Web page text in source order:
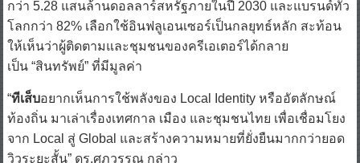
โลกกว่า 82% เลือกใช้อินฟลูเอนเซอร์เป็นกลยุทธ์หลัก สะท้อน
ให้เห็นว่าผู้ติดตามและชุมชนของครีเอเตอร์ได้กลาย
เป็น “สินทรัพย์” ที่มีมูลค่า
ท้องถิ่น มาเล่าเรื่องเทศกาล เมือง และชุมชนไทย เพื่อเชื่อมโยง
จาก Local สู่ Global และสร้างความหมายที่ยั่งยืนมากกว่ายอด
วิวระยะสั้น” ดร.ศุภวรรณ กล่าว